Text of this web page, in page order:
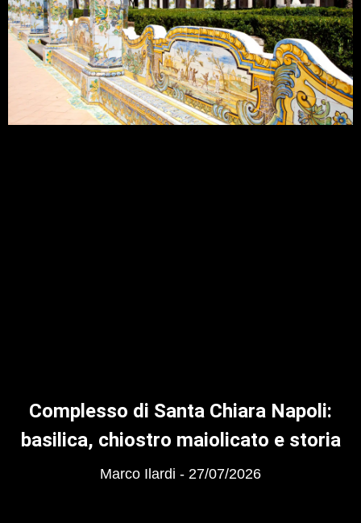
Complesso di Santa Chiara Napoli:
basilica, chiostro maiolicato e storia
Marco Ilardi 27/07/2026